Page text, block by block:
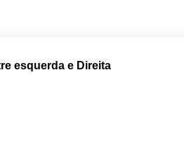
esquerda e Direita